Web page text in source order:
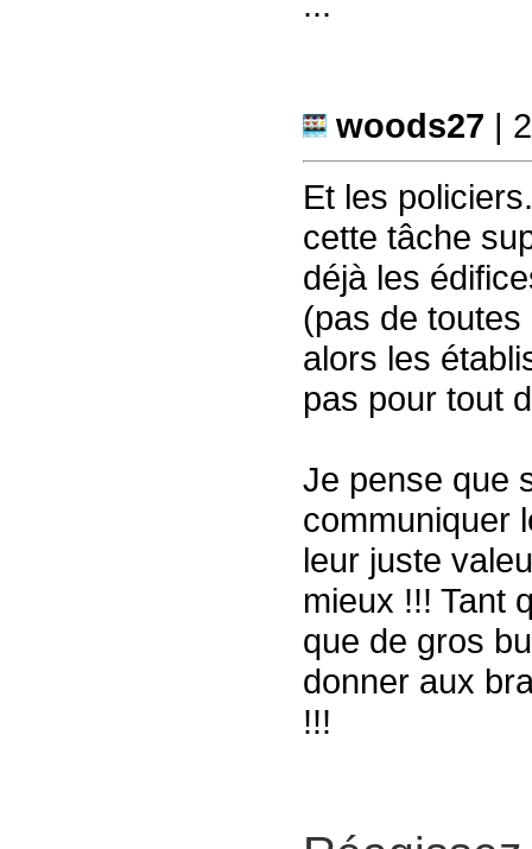
woods27 |
Et les
cette tâche
déjà les
(pas de
alors les
pas pour tout
Je pense que
communiquer
leur juste
mieux !!! Tant
que de gros
donner aux
!!!